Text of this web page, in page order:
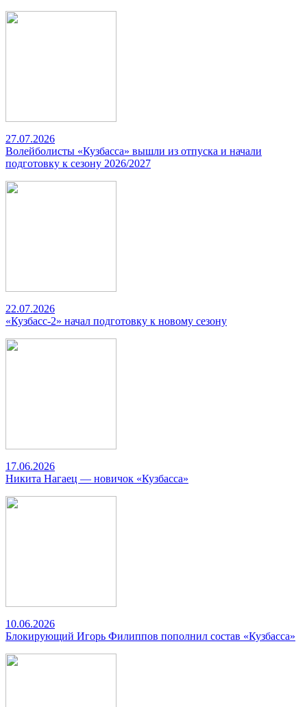
27.07.2026
Волейболисты «Кузбасса» вышли из отпуска и начали
подготовку к сезону 2026/2027
22.07.2026
«Кузбасс-2» начал подготовку к новому сезону
17.06.2026
Никита Нагаец — новичок «Кузбасса»
10.06.2026
Блокирующий Игорь Филиппов пополнил состав «Кузбасса»